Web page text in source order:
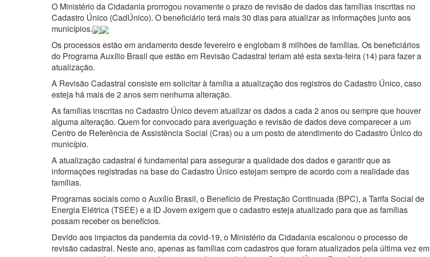
O Ministério da Cidadania prorrogou novamente o prazo de revisão de dados das famílias inscritas no
Cadastro Único (CadÚnico). O beneficiário terá mais 30 dias para atualizar as informações junto aos
municípios.
Os processos estão em andamento desde fevereiro e englobam 8 milhões de famílias. Os beneficiários
do Programa Auxílio Brasil que estão em Revisão Cadastral teriam até esta sexta-feira (14) para fazer a
atualização.
A Revisão Cadastral consiste em solicitar à família a atualização dos registros do Cadastro Único, caso
esteja há mais de 2 anos sem nenhuma alteração.
As famílias inscritas no Cadastro Único devem atualizar os dados a cada 2 anos ou sempre que houver
alguma alteração. Quem for convocado para averiguação e revisão de dados deve comparecer a um
Centro de Referência de Assistência Social (Cras) ou a um posto de atendimento do Cadastro Único do
município.
A atualização cadastral é fundamental para assegurar a qualidade dos dados e garantir que as
informações registradas na base do Cadastro Único estejam sempre de acordo com a realidade das
famílias.
Programas sociais como o Auxílio Brasil, o Benefício de Prestação Continuada (BPC), a Tarifa Social de
Energia Elétrica (TSEE) e a ID Jovem exigem que o cadastro esteja atualizado para que as famílias
possam receber os benefícios.
Devido aos impactos da pandemia da covid-19, o Ministério da Cidadania escalonou o processo de
revisão cadastral. Neste ano, apenas as famílias com cadastros que foram atualizados pela última vez em